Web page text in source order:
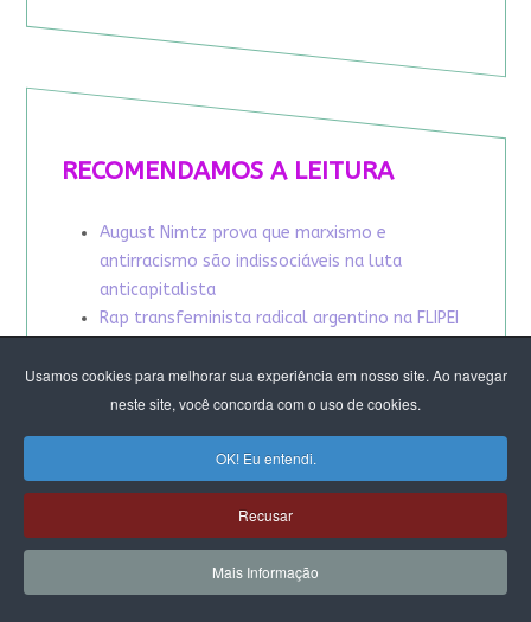
Usamos cookies para melhorar sua experiência em nosso site. Ao navegar
neste site, você concorda com o uso de cookies.
OK! Eu entendi.
Recusar
Mais Informação
RECOMENDAMOS A LEITURA
August Nimtz prova que marxismo e
antirracismo são indissociáveis na luta
anticapitalista
Rap transfeminista radical argentino na FLIPEI
Projetos de proteção às mulheres travados no
Congresso ameaçam a democracia
A revolução de Milton Santos